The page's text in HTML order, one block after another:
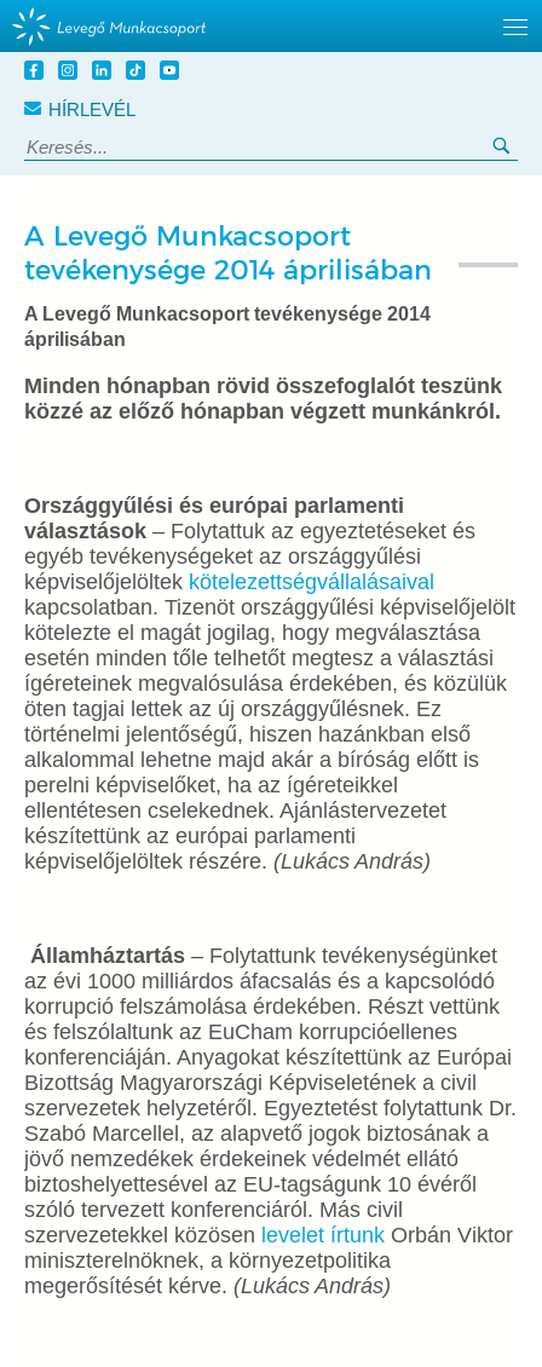
Tovább
tartalomra
HÍRLEVÉL
Keresés:
A Levegő Munkacsoport
tevékenysége 2014 áprilisában
A Levegő Munkacsoport tevékenysége 2014
áprilisában
Minden hónapban rövid összefoglalót teszünk
közzé az előző hónapban végzett munkánkról.
Országgyűlési és európai parlamenti
választások – Folytattuk az egyeztetéseket és
egyéb tevékenységeket az országgyűlési
képviselőjelöltek kötelezettségvállalásaival
kapcsolatban. Tizenöt országgyűlési képviselőjelölt
kötelezte el magát jogilag, hogy megválasztása
esetén minden tőle telhetőt megtesz a választási
ígéreteinek megvalósulása érdekében, és közülük
öten tagjai lettek az új országgyűlésnek. Ez
történelmi jelentőségű, hiszen hazánkban első
alkalommal lehetne majd akár a bíróság előtt is
perelni képviselőket, ha az ígéreteikkel
ellentétesen cselekednek. Ajánlástervezetet
készítettünk az európai parlamenti
képviselőjelöltek részére. (Lukács András)
Államháztartás – Folytattunk tevékenységünket
az évi 1000 milliárdos áfacsalás és a kapcsolódó
korrupció felszámolása érdekében. Részt vettünk
és felszólaltunk az EuCham korrupcióellenes
konferenciáján. Anyagokat készítettünk az Európai
Bizottság Magyarországi Képviseletének a civil
szervezetek helyzetéről. Egyeztetést folytattunk Dr.
Szabó Marcellel, az alapvető jogok biztosának a
jövő nemzedékek érdekeinek védelmét ellátó
biztoshelyettesével az EU-tagságunk 10 évéről
szóló tervezett konferenciáról. Más civil
szervezetekkel közösen levelet írtunk Orbán Viktor
miniszterelnöknek, a környezetpolitika
megerősítését kérve. (Lukács András)